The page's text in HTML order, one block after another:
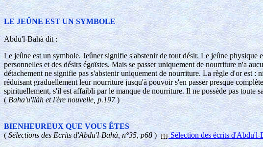
LE JEÛNE EST UN SYMBOLE
Abdu'l-Bahà dit :
Le jeûne est un symbole. Jeûner signifie s'abstenir de tout désir. Le jeûne
personnelles et des désirs égoïstes. Mais se passer uniquement de nourriture n'a
détachement ne signifie pas s'abstenir uniquement de nourriture. La règle d'or est
réduisant graduellement leur nourriture jusqu'à pouvoir s'en passer presque
spirituellement, s'il est affaibli par le manque de nourriture. Il ne possède pas toute
(Baha'u'llàh et l'ère nouvelle, p.197)
BIENHEUREUX QUE VOUS ÊTES
(Sélections des Ecrits d'Abdu'l-Bahà, n°35, p68) Sélection des écrits d'Abdu'l-